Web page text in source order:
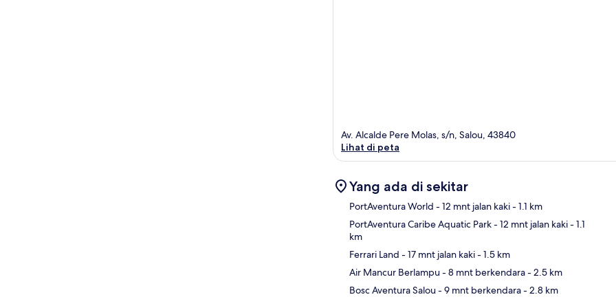
Av. Alcalde Pere Molas, s/n, Salou, 43840
Lihat di peta
Yang ada di sekitar
PortAventura World - 12 mnt jalan kaki- 1.1 km
PortAventura Caribe Aquatic Park- 12 mnt jalan kaki- 1.1
km
Ferrari Land - 17 mnt jalan kaki- 1.5 km
Air Mancur Berlampu- 8 mnt berkendara- 2.5 km
Bosc Aventura Salou- 9 mnt berkendara- 2.8 km